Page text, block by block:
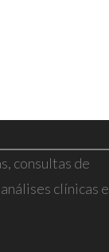
consultas de
clínicas e